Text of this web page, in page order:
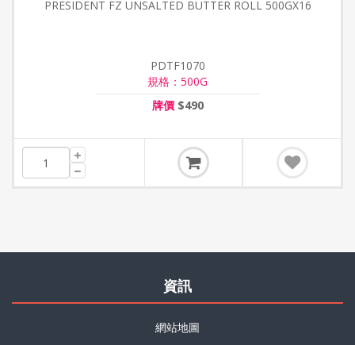
PRESIDENT FZ UNSALTED BUTTER ROLL 500GX16
PDTF1070
規格：500G
牌價$490
資訊
網站地圖